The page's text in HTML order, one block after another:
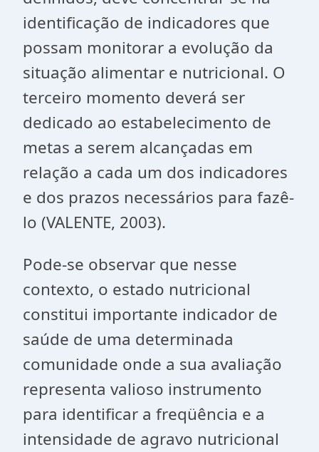
identificação de indicadores que
possam monitorar a evolução da
situação alimentar e nutricional. O
terceiro momento deverá ser
dedicado ao estabelecimento de
metas a serem alcançadas em
relação a cada um dos indicadores
e dos prazos necessários para fazê-
lo (VALENTE, 2003).
Pode-se observar que nesse
contexto, o estado nutricional
constitui importante indicador de
saúde de uma determinada
comunidade onde a sua avaliação
representa valioso instrumento
para identificar a freqüência e a
intensidade de agravo nutricional